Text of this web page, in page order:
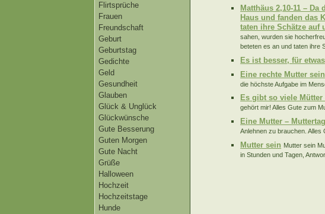
Flirtsprüche
Frauen
Freundschaft
Geburt
Geburtstag
Gedichte
Geld
Gesundheit
Glauben
Glück & Unglück
Glückwünsche
Gute Besserung
Guten Morgen
Gute Nacht
Grüße
Halloween
Hochzeit
Hochzeitstage
Hunde
Matthäus 2,10-11 –
Haus und fanden das
taten ihre Schätze auf
sahen, wurden sie
beteten es an und taten ihre
Es ist besser, für etwas
Eine rechte Mutter
die höchste Aufgabe im
Es gibt so viele
gehört mir! Alles Gute zum
Eine Mutter –
Anlehnen zu brauchen. Alles
Mutter sein Mutter sein
in Stunden und Tagen,